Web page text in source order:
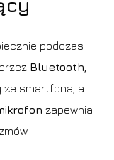
podczas
Bluetooth
ze smartfona, a
zapewnia